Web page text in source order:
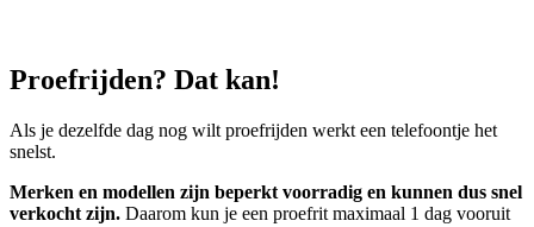
Proefrijden? Dat kan!
Als je dezelfde dag nog wilt proefrijden werkt een telefoontje het
snelst.
Merken en modellen zijn beperkt voorradig en kunnen dus snel
verkocht zijn. Daarom kun je een proefrit maximaal 1 dag vooruit